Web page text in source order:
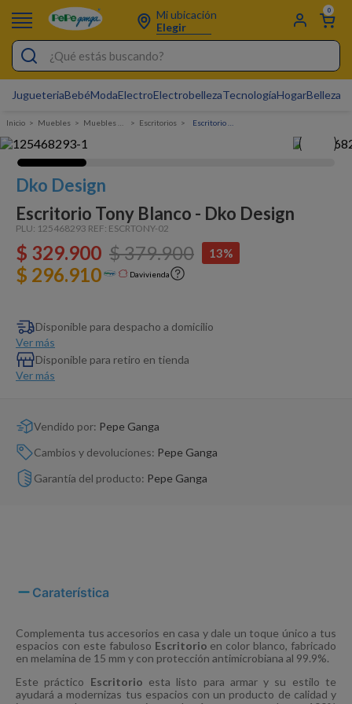
Mi ubicación
Elegir
0
¿Qué estás buscando?
JugueteriaBebéModaElectroElectrobellezaTecnologíaHogarBelleza
Muebles Muebles de Oficina Escritorios
Dko Design
Escritorio Tony Blanco - Dko Design
PLU: 125468293 REF: ESCRTONY-02
$ 329.900 $379.900 13%
$ 296.910 Davivienda
Disponible para despacho a domicilio
Ver más
Disponible para retiro en tienda
Ver más
Vendido por: Pepe Ganga
Cambios y devoluciones: Pepe Ganga
Garantía del producto: Pepe Ganga
Caraterística
Complementa tus accesorios en casa y dale un toque único a tus
espacios con este fabuloso Escritorio en color blanco, fabricado
en melamina de 15 mm y con protección antimicrobiana al 99.9%.
Este práctico Escritorio esta listo para armar y su estilo te
ayudará a modernizas tus espacios con un producto de calidad y
Pijamas
Electro
Figuras Toy Story
Carters
Silla Mecedora Bebé
Bebes
Cuna Colecho
Dinosaurio Juguete